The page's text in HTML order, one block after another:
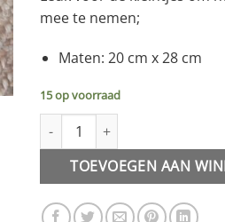
mee te nemen;
Maten: 20 cm x 28 cm
15 op voorraad
Tas || Blanco vilt klein aantal
TOEVOEGEN AAN